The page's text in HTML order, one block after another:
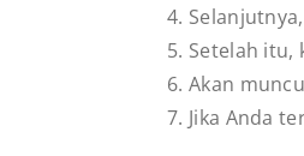
Setelah itu,
Akan
Jika Anda